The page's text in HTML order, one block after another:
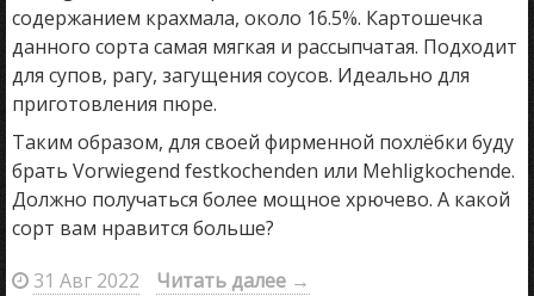
содержанием крахмала, около 16.5%. Картошечка
данного сорта самая мягкая и рассыпчатая. Подходит
для супов, рагу, загущения соусов. Идеально для
приготовления пюре.
Таким образом, для своей фирменной похлёбки буду
брать Vorwiegend festkochenden или Mehligkochende.
Должно получаться более мощное хрючево. А какой
сорт вам нравится больше?
31 Авг 2022
Читать далее →